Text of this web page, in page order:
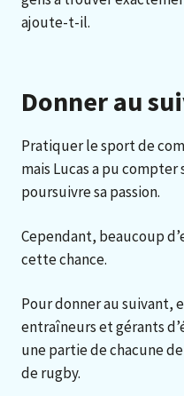
ajoute-t-il.
Donner au
Pratiquer le sport de
mais Lucas a pu
poursuivre sa passion.
Cependant, beaucoup
cette chance.
Pour donner au suivant,
entraîneurs et gérants
une partie de chacune
de rugby.